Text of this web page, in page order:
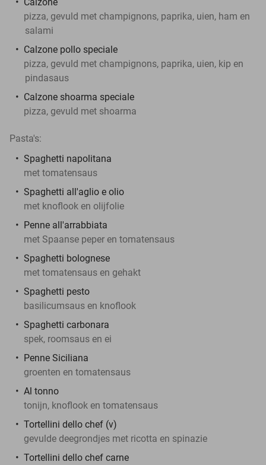
pizza, gevuld met champignons, paprika, uien, ham en
salami
Calzone pollo speciale
pizza, gevuld met champignons, paprika, uien, kip en
pindasaus
Calzone shoarma speciale
pizza, gevuld met shoarma
Pasta's:
Spaghetti napolitana
met tomatensaus
Spaghetti all'aglio e olio
met knoflook en olijfolie
Penne all'arrabbiata
met Spaanse peper en tomatensaus
Spaghetti bolognese
met tomatensaus en gehakt
Spaghetti pesto
basilicumsaus en knoflook
Spaghetti carbonara
spek, roomsaus en ei
Penne Siciliana
groenten en tomatensaus
Al tonno
tonijn, knoflook en tomatensaus
Tortellini dello chef (v)
gevulde deegrondjes met ricotta en spinazie
Tortellini dello chef carne